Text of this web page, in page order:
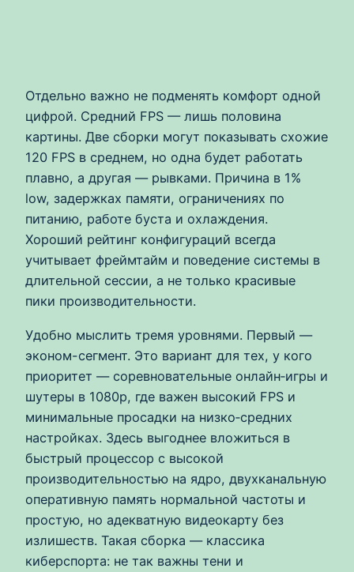
Отдельно важно не подменять комфорт одной
цифрой. Средний FPS — лишь половина
картины. Две сборки могут показывать схожие
120 FPS в среднем, но одна будет работать
плавно, а другая — рывками. Причина в 1%
low, задержках памяти, ограничениях по
питанию, работе буста и охлаждения.
Хороший рейтинг конфигураций всегда
учитывает фреймтайм и поведение системы в
длительной сессии, а не только красивые
пики производительности.
Удобно мыслить тремя уровнями. Первый —
эконом-сегмент. Это вариант для тех, у кого
приоритет — соревновательные онлайн‑игры и
шутеры в 1080p, где важен высокий FPS и
минимальные просадки на низко‑средних
настройках. Здесь выгоднее вложиться в
быстрый процессор с высокой
производительностью на ядро, двухканальную
оперативную память нормальной частоты и
простую, но адекватную видеокарту без
излишеств. Такая сборка — классика
киберспорта: не так важны тени и